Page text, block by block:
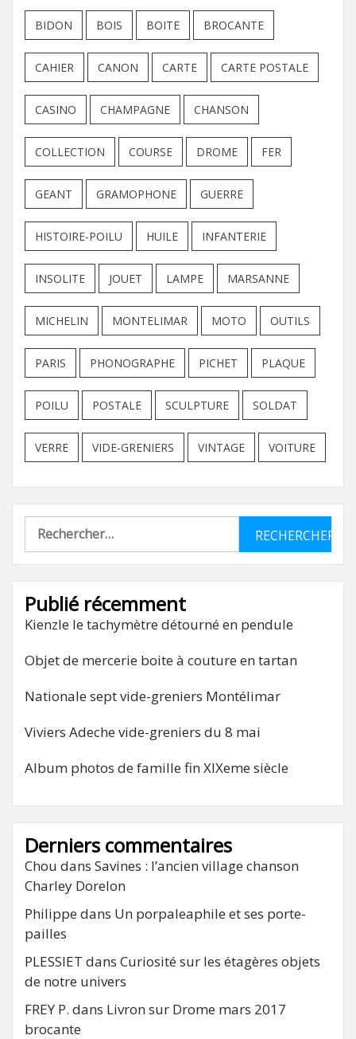
BIDON BOIS BOITE BROCANTE
CAHIER CANON CARTE CARTE POSTALE
CASINO CHAMPAGNE CHANSON
COLLECTION COURSE DROME FER
GEANT GRAMOPHONE GUERRE
HISTOIRE-POILU HUILE INFANTERIE
INSOLITE JOUET LAMPE MARSANNE
MICHELIN MONTELIMAR MOTO OUTILS
PARIS PHONOGRAPHE PICHET PLAQUE
POILU POSTALE SCULPTURE SOLDAT
VERRE VIDE-GRENIERS VINTAGE VOITURE
Rechercher :
Publié récemment
Kienzle le tachymètre détourné en pendule
Objet de mercerie boite à couture en tartan
Nationale sept vide-greniers Montélimar
Viviers Adeche vide-greniers du 8 mai
Album photos de famille fin XIXeme siècle
Derniers commentaires
Chou dans Savines : l’ancien village chanson
Charley Dorelon
Philippe dans Un porpaleaphile et ses porte-
pailles
PLESSIET dans Curiosité sur les étagères objets
de notre univers
FREY P. dans Livron sur Drome mars 2017
brocante